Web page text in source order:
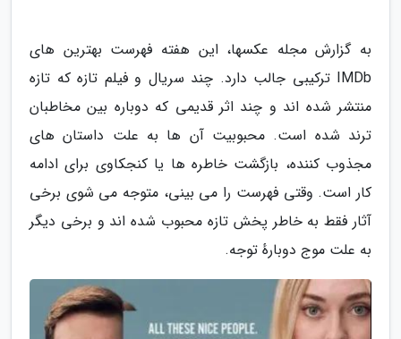
به گزارش مجله عکسها، این هفته فهرست بهترین های
IMDb ترکیبی جالب دارد. چند سریال و فیلم تازه که تازه
منتشر شده اند و چند اثر قدیمی که دوباره بین مخاطبان
ترند شده است. محبوبیت آن ها به علت داستان های
مجذوب کننده، بازگشت خاطره ها یا کنجکاوی برای ادامه
کار است. وقتی فهرست را می بینی، متوجه می شوی برخی
آثار فقط به خاطر پخش تازه محبوب شده اند و برخی دیگر
به علت موج دوبارهٔ توجه.